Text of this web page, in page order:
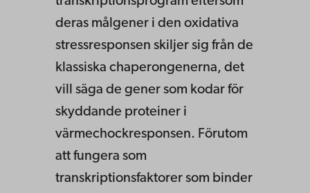
deras målgener i den oxidativa
stressresponsen skiljer sig från de
klassiska chaperongenerna, det
vill säga de gener som kodar för
skyddande proteiner i
värmechockresponsen. Förutom
att fungera som
transkriptionsfaktorer som binder